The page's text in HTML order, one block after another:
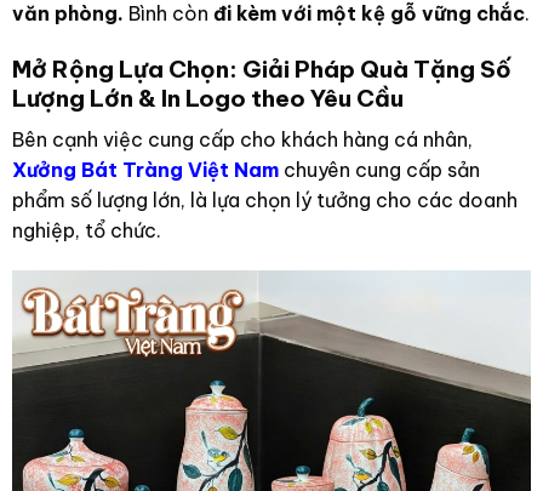
văn phòng. Bình còn đi kèm với một kệ gỗ vững chắc.
Mở Rộng Lựa Chọn: Giải Pháp Quà Tặng Số
Lượng Lớn & In Logo theo Yêu Cầu
Bên cạnh việc cung cấp cho khách hàng cá nhân,
Xưởng Bát Tràng Việt Namchuyên cung cấp sản
phẩm số lượng lớn, là lựa chọn lý tưởng cho các doanh
nghiệp, tổ chức.